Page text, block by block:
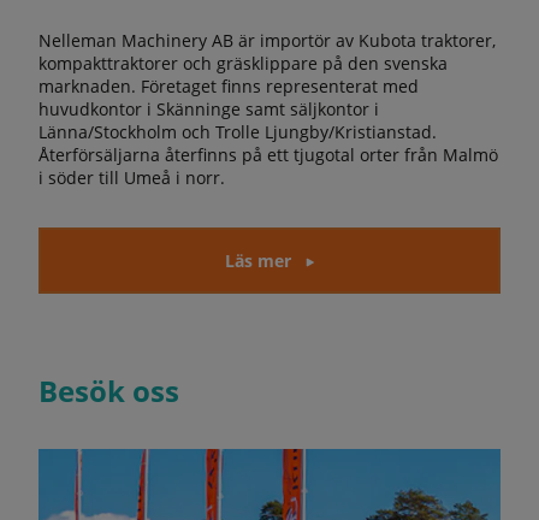
Nelleman Machinery AB är importör av Kubota traktorer,
kompakttraktorer och gräsklippare på den svenska
marknaden. Företaget finns representerat med
huvudkontor i Skänninge samt säljkontor i
Länna/Stockholm och Trolle Ljungby/Kristianstad.
Återförsäljarna återfinns på ett tjugotal orter från Malmö
i söder till Umeå i norr.
Läs mer
Besök oss